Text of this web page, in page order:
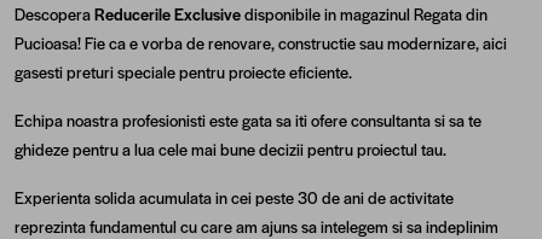
DescoperaReducerile Exclusivedisponibile in magazinul Regata din
Pucioasa! Fie ca e vorba de renovare, constructie sau modernizare, aici
gasesti preturi speciale pentru proiecte eficiente.
Echipa noastra profesionisti este gata sa iti ofere consultanta si sa te
ghideze pentru a lua cele mai bune decizii pentru proiectul tau.
Experienta solida acumulata in cei peste 30 de ani de activitate
reprezinta fundamentul cu care am ajuns sa intelegem si sa indeplinim